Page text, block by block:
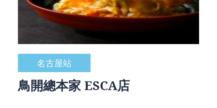
名古屋站
鳥開總本家 ESCA店